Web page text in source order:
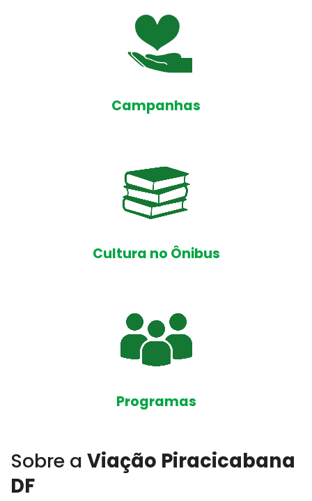
Campanhas
Cultura no Ônibus
Programas
Sobre a Viação Piracicabana
DF